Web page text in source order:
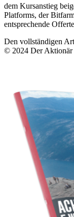
dem Kursanstieg
Platforms, der
entsprechende
Den vollständigen
© 2024 Der Aktionär